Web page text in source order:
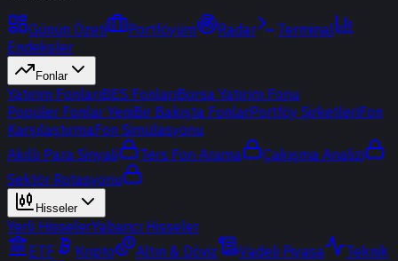
Günün Özeti Portföyüm Radar
Terminal
Endeksler
Fonlar
Yatırım FonlarıBES FonlarıBorsa Yatırım Fonu
Popüler Fonlar YeniBir Bakışta FonlarPortföy ŞirketleriFon
KarşılaştırmaFon Simülasyonu
Akıllı Para Sinyali
Ters Fon Arama
Çakışma Analizi
Sektör Rotasyonu
Hisseler
Yerli HisselerYabancı Hisseler
ETF
Kripto Altın & Döviz Vadeli Piyasa
Teknik